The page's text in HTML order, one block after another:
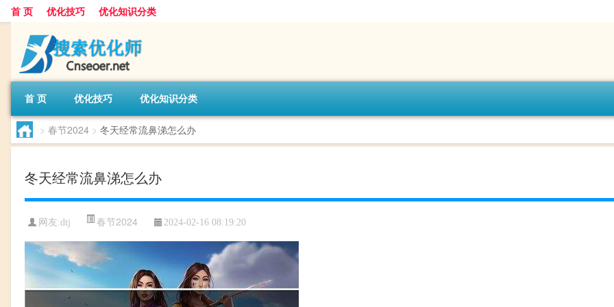
首 页 优化技巧 优化知识分类
首 页 优化技巧 优化知识分类
> 春节2024 > 冬天经常流鼻涕怎么办
冬天经常流鼻涕怎么办
网友:dtj 春节2024 2024-02-16 08:19:20